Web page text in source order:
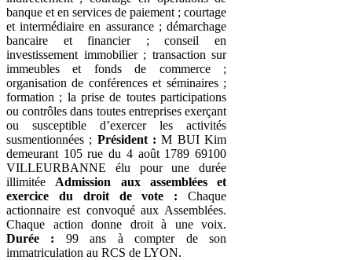
banque et en services de paiement ; courtage
et intermédiaire en assurance ; démarchage
bancaire et financier ; conseil en
investissement immobilier ; transaction sur
immeubles et fonds de commerce ;
organisation de conférences et séminaires ;
formation ; la prise de toutes participations
ou contrôles dans toutes entreprises exerçant
ou susceptible d’exercer les activités
susmentionnées ; Président : M BUI Kim
demeurant 105 rue du 4 août 1789 69100
VILLEURBANNE élu pour une durée
illimitée Admission aux assemblées et
exercice du droit de vote : Chaque
actionnaire est convoqué aux Assemblées.
Chaque action donne droit à une voix.
Durée : 99 ans à compter de son
immatriculation au RCS de LYON.